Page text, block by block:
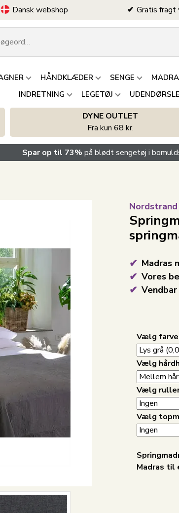
Dansk webshop Gratis fragt
HÅNDKLÆDER SENGE
INDRETNING
LEGETØJ
DYNE OUTLET
Fra kun 68 kr.
Spar op til 73% på blødt sengetøj i
Madras
Vores
Vælg farve
Vælg
Vælg
Vælg
Madras til